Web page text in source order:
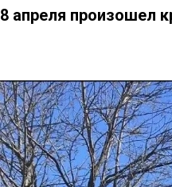
8 апреля произошел